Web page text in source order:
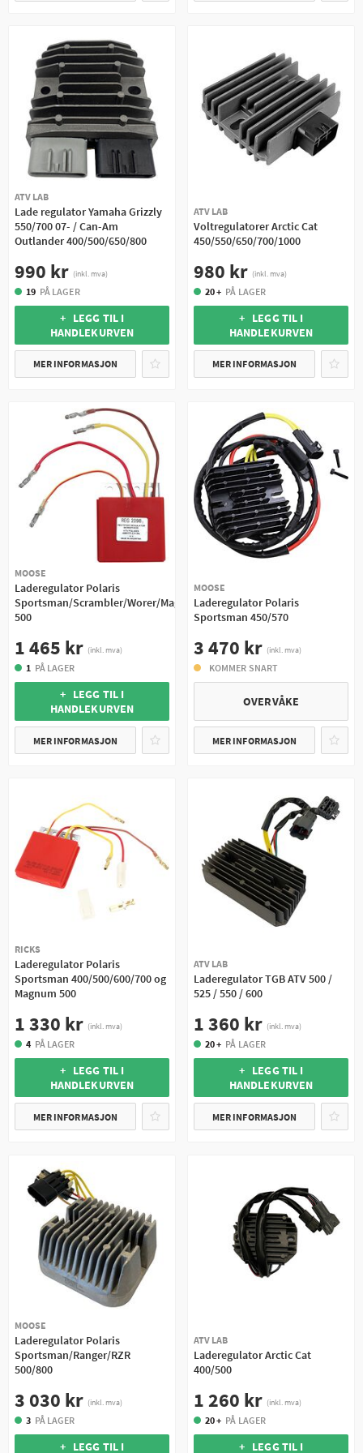
ATV LAB
Lade regulator Yamaha Grizzly
550/700 07- / Can-Am
Outlander 400/500/650/800
990 kr (inkl. mva)
19 PÅ LAGER
+ LEGG TIL I
HANDLEKURVEN
MER INFORMASJON
ATV LAB
Voltregulatorer Arctic Cat
450/550/650/700/1000
980 kr (inkl. mva)
20 + PÅ LAGER
+ LEGG TIL I
HANDLEKURVEN
MER INFORMASJON
MOOSE
Laderegulator Polaris
Sportsman/Scrambler/Worer/Magnum
500
1 465 kr (inkl. mva)
1 PÅ LAGER
+ LEGG TIL I
HANDLEKURVEN
MER INFORMASJON
MOOSE
Laderegulator Polaris
Sportsman 450/570
3 470 kr (inkl. mva)
KOMMER SNART
OVERVÅKE
MER INFORMASJON
RICKS
Laderegulator Polaris
Sportsman 400/500/600/700 og
Magnum 500
1 330 kr (inkl. mva)
4 PÅ LAGER
+ LEGG TIL I
HANDLEKURVEN
MER INFORMASJON
ATV LAB
Laderegulator TGB ATV 500 /
525 / 550 / 600
1 360 kr (inkl. mva)
20 + PÅ LAGER
+ LEGG TIL I
HANDLEKURVEN
MER INFORMASJON
MOOSE
Laderegulator Polaris
Sportsman/Ranger/RZR
500/800
3 030 kr (inkl. mva)
3 PÅ LAGER
+ LEGG TIL I
ATV LAB
Laderegulator Arctic Cat
400/500
1 260 kr (inkl. mva)
20 + PÅ LAGER
+ LEGG TIL I